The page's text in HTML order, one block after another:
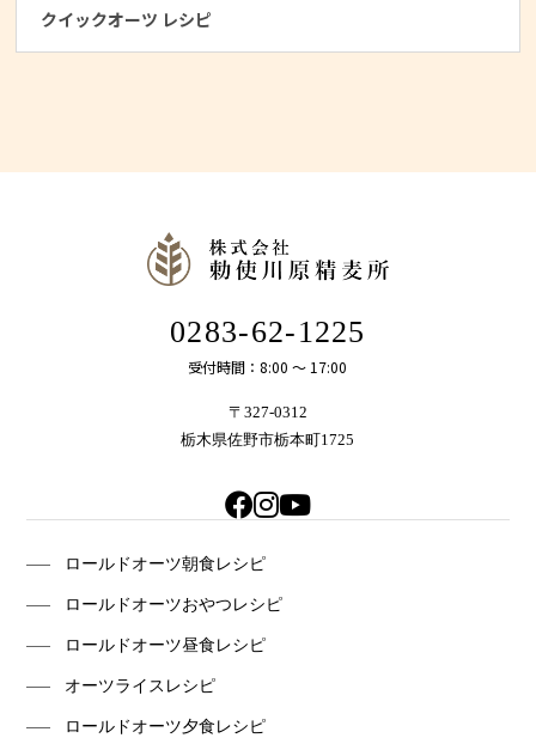
クイックオーツ レシピ
0283-62-1225
受付時間：8:00 〜 17:00
〒327-0312
栃木県佐野市栃本町1725
ロールドオーツ朝食レシピ
ロールドオーツおやつレシピ
ロールドオーツ昼食レシピ
オーツライスレシピ
ロールドオーツ夕食レシピ